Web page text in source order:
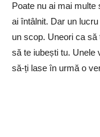
Poate nu ai mai
ai întâlnit. Dar un
un scop. Uneori ca
să te iubești tu. Unele
să-ți lase în urmă o